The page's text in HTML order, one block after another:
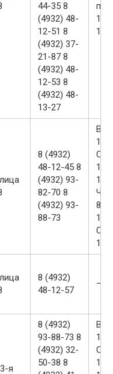
44-35 8
(4932) 48-
12-51 8
(4932) 37-
21-87 8
(4932) 48-
12-53 8
(4932) 48-
13-27
8 (4932)
48-12-45 8
(4932) 93-
82-70 8
(4932) 93-
88-73
ВТ
СР
СБ
8 (4932)
48-12-57
—
я
8 (4932)
93-88-73 8
(4932) 32-
50-38 8
ВТ
СР